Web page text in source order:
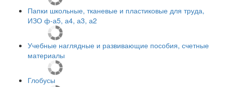
Папки школьные, тканевые и пластиковые для труда,
ИЗО ф-а5, а4, а3, а2
Учебные наглядные и развивающие пособия, счетные
материалы
Глобусы